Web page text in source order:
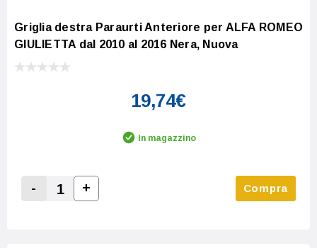
Griglia destra Paraurti Anteriore per ALFA ROMEO
GIULIETTA dal 2010 al 2016 Nera, Nuova
19,74€
In magazzino
Decrease Quantity:
-
Increase Quantity:
+ Compra